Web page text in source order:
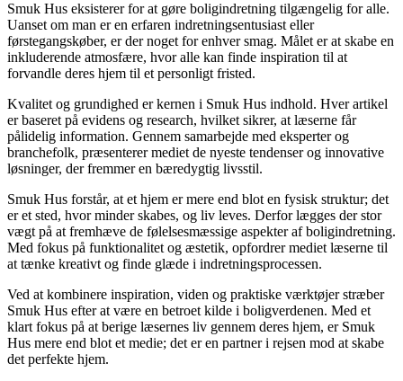
Smuk Hus eksisterer for at gøre boligindretning tilgængelig for alle.
Uanset om man er en erfaren indretningsentusiast eller
førstegangskøber, er der noget for enhver smag. Målet er at skabe en
inkluderende atmosfære, hvor alle kan finde inspiration til at
forvandle deres hjem til et personligt fristed.
Kvalitet og grundighed er kernen i Smuk Hus indhold. Hver artikel
er baseret på evidens og research, hvilket sikrer, at læserne får
pålidelig information. Gennem samarbejde med eksperter og
branchefolk, præsenterer mediet de nyeste tendenser og innovative
løsninger, der fremmer en bæredygtig livsstil.
Smuk Hus forstår, at et hjem er mere end blot en fysisk struktur; det
er et sted, hvor minder skabes, og liv leves. Derfor lægges der stor
vægt på at fremhæve de følelsesmæssige aspekter af boligindretning.
Med fokus på funktionalitet og æstetik, opfordrer mediet læserne til
at tænke kreativt og finde glæde i indretningsprocessen.
Ved at kombinere inspiration, viden og praktiske værktøjer stræber
Smuk Hus efter at være en betroet kilde i boligverdenen. Med et
klart fokus på at berige læsernes liv gennem deres hjem, er Smuk
Hus mere end blot et medie; det er en partner i rejsen mod at skabe
det perfekte hjem.